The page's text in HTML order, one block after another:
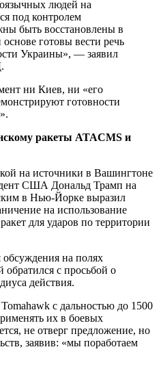
людей на
под контролем
быть восстановлены в
готовы вести речь
Украины», — заявил
ни Киев, ни «его
готовности
ракеты ATACMS и
на источники в Вашингтоне
США Дональд Трамп на
в Нью-Йорке выразил
на использование
для ударов по территории
на полях
с просьбой о
действия.
с дальностью до 1500
их в боевых
не отверг предложение, но
заявив: «мы поработаем